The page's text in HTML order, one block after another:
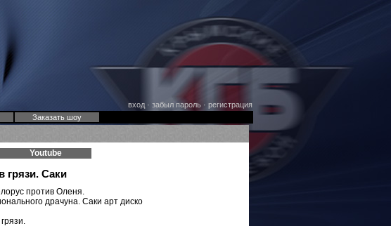
вход· забыл пароль· регистрация
Заказать шоу
Youtube
грязи. Саки
против Оленя.
драчуна. Саки арт диско